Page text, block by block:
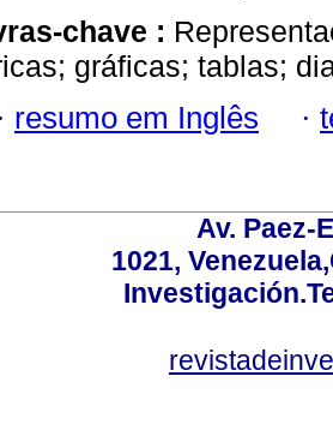
chave :
gráficas; tablas;
resumo em Inglês ·
Av. Paez-
1021,